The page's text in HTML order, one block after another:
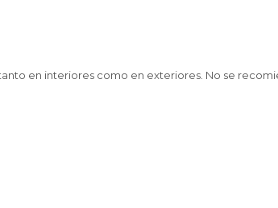
en interiores como en exteriores. No se